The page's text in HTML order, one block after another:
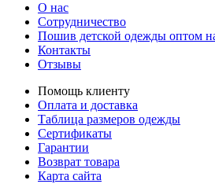
О нас
Сотрудничество
Пошив детской одежды оптом
Контакты
Отзывы
Помощь клиенту
Оплата и доставка
Таблица размеров одежды
Сертификаты
Гарантии
Возврат товара
Карта сайта